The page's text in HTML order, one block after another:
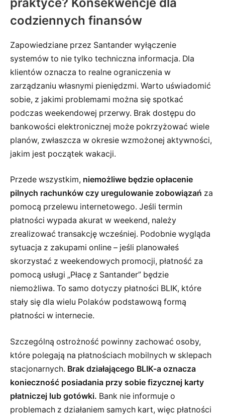
codziennych finansów
Zapowiedziane przez Santander wyłączenie
systemów to nie tylko techniczna informacja. Dla
klientów oznacza to realne ograniczenia w
zarządzaniu własnymi pieniędzmi. Warto uświadomić
sobie, z jakimi problemami można się spotkać
podczas weekendowej przerwy. Brak dostępu do
bankowości elektronicznej może pokrzyżować wiele
planów, zwłaszcza w okresie wzmożonej aktywności,
jakim jest początek wakacji.
Przede wszystkim, niemożliwe będzie opłacenie
pilnych rachunków czy uregulowanie zobowiązań za
pomocą przelewu internetowego. Jeśli termin
płatności wypada akurat w weekend, należy
zrealizować transakcję wcześniej. Podobnie wygląda
sytuacja z zakupami online – jeśli planowałeś
skorzystać z weekendowych promocji, płatność za
pomocą usługi „Płacę z Santander” będzie
niemożliwa. To samo dotyczy płatności BLIK, które
stały się dla wielu Polaków podstawową formą
płatności w internecie.
Szczególną ostrożność powinny zachować osoby,
które polegają na płatnościach mobilnych w sklepach
stacjonarnych. Brak działającego BLIK-a oznacza
konieczność posiadania przy sobie fizycznej karty
płatniczej lub gotówki. Bank nie informuje o
problemach z działaniem samych kart, więc płatności